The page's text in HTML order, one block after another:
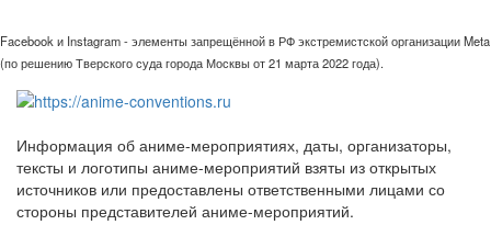
Facebook и Instagram - элементы запрещённой в РФ экстремистской организации Meta
(по решению Тверского суда города Москвы от 21 марта 2022 года).
Информация об аниме-мероприятиях, даты, организаторы,
тексты и логотипы аниме-мероприятий взяты из открытых
источников или предоставлены ответственными лицами со
стороны представителей аниме-мероприятий.